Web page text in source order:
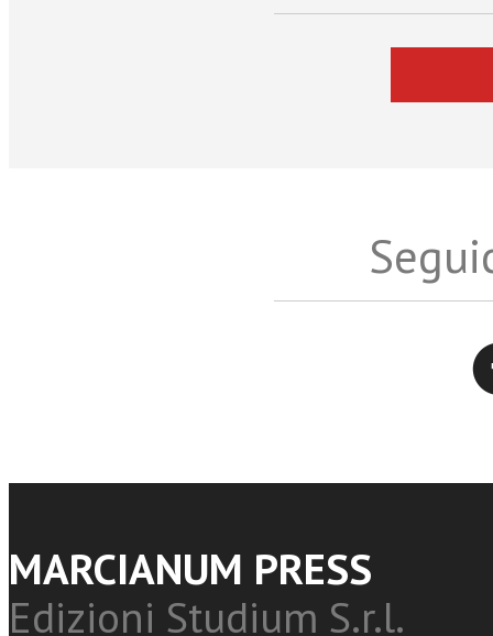
MARCIANUM PRESS
Edizioni Studium S.r.l.